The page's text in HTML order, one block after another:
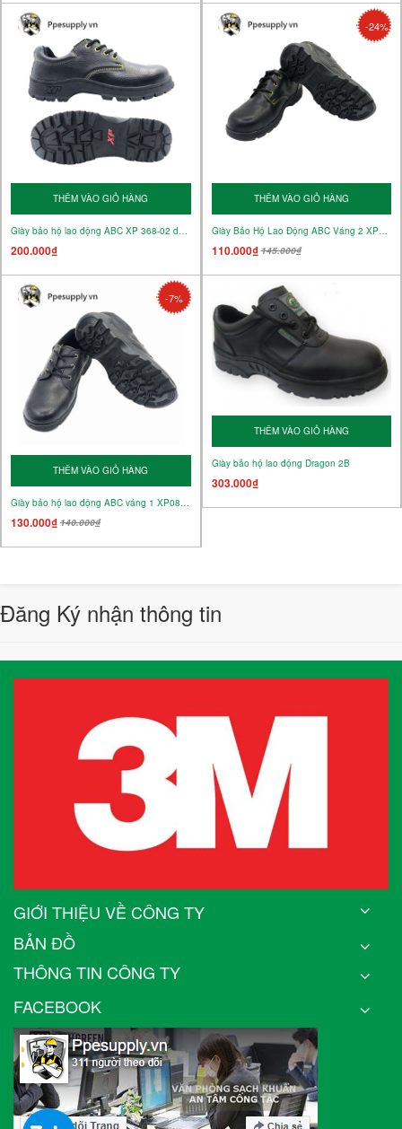
THÊM VÀO GIỎ HÀNG
Giày bảo hộ lao động ABC XP 368-02 da thường
200.000₫
-24%
THÊM VÀO GIỎ HÀNG
Giày Bảo Hộ Lao Động ABC Váng 2 XP08-02
110.000₫145.000₫
-7%
THÊM VÀO GIỎ HÀNG
Giày bảo hộ lao động ABC váng 1 XP08-01
130.000₫ 140.000₫
THÊM VÀO GIỎ HÀNG
Giày bảo hộ lao động Dragon 2B
303.000₫
Đăng Ký nhận thông tin
GIỚI THIỆU VỀ CÔNG TY
BẢN ĐỒ
THÔNG TIN CÔNG TY
FACEBOOK